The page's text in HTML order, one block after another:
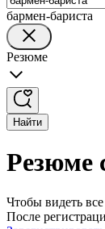
бармен-бариста
Резюме
Найти
Резюме
Чтобы видеть
После